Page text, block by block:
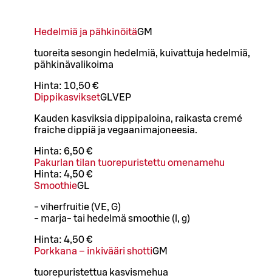
Hedelmiä ja pähkinöitäGM
tuoreita sesongin hedelmiä, kuivattuja hedelmiä,
pähkinävalikoima
Hinta: 10,50 €
DippikasviksetGLVEP
Kauden kasviksia dippipaloina, raikasta cremé
fraiche dippiä ja vegaanimajoneesia.
Hinta: 6,50 €
Pakurlan tilan tuorepuristettu omenamehu
Hinta: 4,50 €
SmoothieGL
- viherfruitie (VE, G)
- marja- tai hedelmä smoothie (l, g)
Hinta: 4,50 €
Porkkana – inkivääri shottiGM
tuorepuristettua kasvismehua